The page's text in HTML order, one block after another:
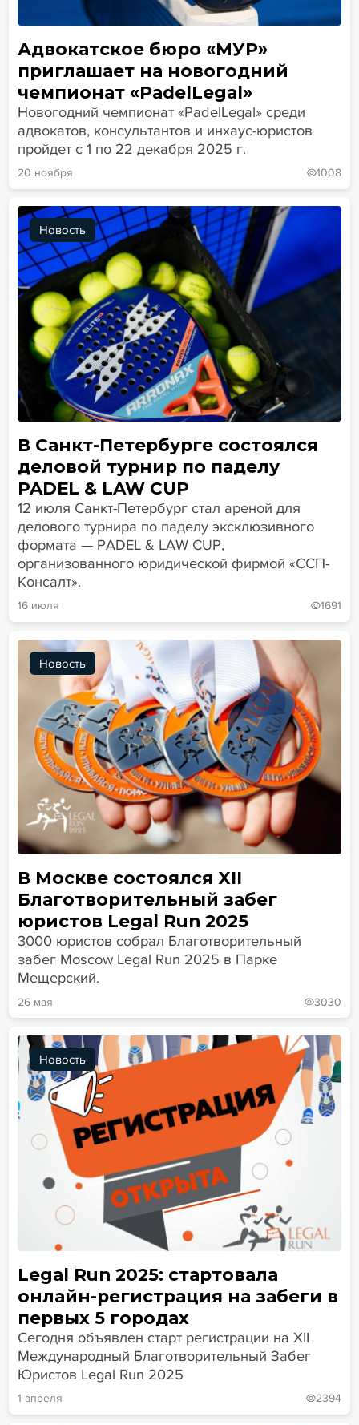
Адвокатское бюро «МУР»
приглашает на новогодний
чемпионат «PadelLegal»
Новогодний чемпионат «PadelLegal» среди
адвокатов, консультантов и инхаус-юристов
пройдет с 1 по 22 декабря 2025 г.
20 ноября 1008
Новость
В Санкт-Петербурге состоялся
деловой турнир по паделу
PADEL & LAW CUP
12 июля Санкт-Петербург стал ареной для
делового турнира по паделу эксклюзивного
формата — PADEL & LAW CUP,
организованного юридической фирмой «ССП-
Консалт».
16 июля 1691
Новость
В Москве состоялся XII
Благотворительный забег
юристов Legal Run 2025
3000 юристов собрал Благотворительный
забег Moscow Legal Run 2025 в Парке
Мещерский.
26 мая 3030
Новость
Legal Run 2025: стартовала
онлайн-регистрация на забеги в
первых 5 городах
Сегодня объявлен старт регистрации на XII
Международный Благотворительный Забег
Юристов Legal Run 2025
1 апреля 2394